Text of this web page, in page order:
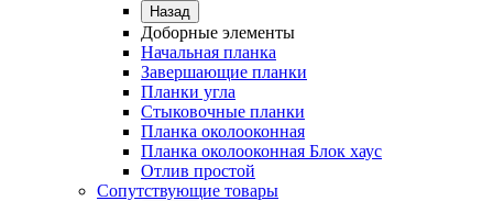
Назад
Доборные элементы
Начальная планка
Завершающие планки
Планки угла
Стыковочные планки
Планка околооконная
Планка околооконная Блок хаус
Отлив простой
Сопутствующие товары